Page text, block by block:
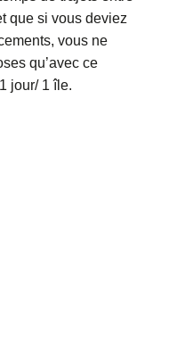
que si vous deviez
vous ne
qu’avec ce
jour/ 1 île.